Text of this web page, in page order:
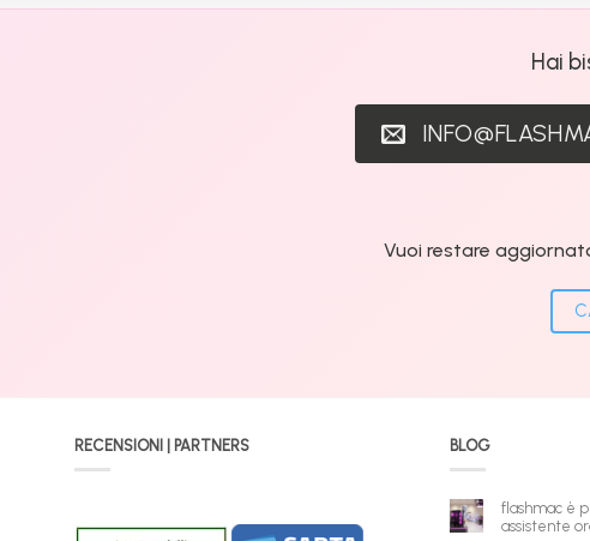
Hai
Vuoi restare
RECENSIONI | PARTNERS BLOG
flashmac è
assistente